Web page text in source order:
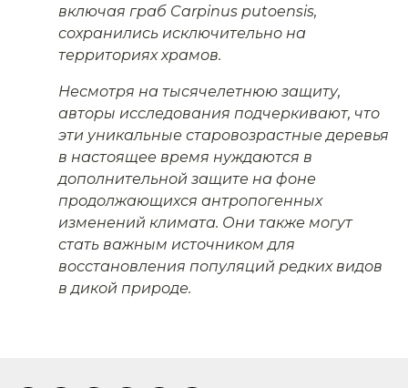
включая граб Carpinus putoensis,
сохранились исключительно на
территориях храмов.
Несмотря на тысячелетнюю защиту,
авторы исследования подчеркивают, что
эти уникальные старовозрастные деревья
в настоящее время нуждаются в
дополнительной защите на фоне
продолжающихся антропогенных
изменений климата. Они также могут
стать важным источником для
восстановления популяций редких видов
в дикой природе.